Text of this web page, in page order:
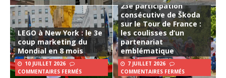
LEGO à New York : le 3e
coup marketing du
Mondial en 8 mois
10 JUILLET 2026
COMMENTAIRES FERMÉS
23e participation
consécutive de Škoda
sur le Tour de France :
les coulisses d’un
partenariat
emblématique
7 JUILLET 2026
COMMENTAIRES FERMÉS